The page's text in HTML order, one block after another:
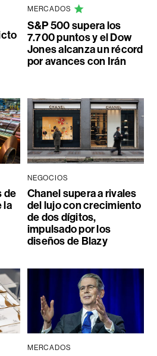
MERCADOS
S&P 500 supera los
7.700 puntos y el Dow
Jones alcanza un récord
por avances con Irán
de
la
NEGOCIOS
Chanel supera a rivales
del lujo con crecimiento
de dos dígitos,
impulsado por los
diseños de Blazy
MERCADOS